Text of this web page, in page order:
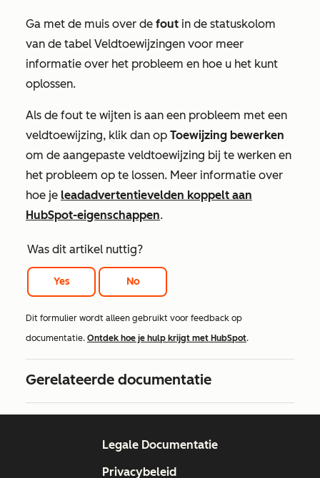
Ga met de muis over de fout in de statuskolom
van de tabel Veldtoewijzingen voor meer
informatie over het probleem en hoe u het kunt
oplossen.
Als de fout te wijten is aan een probleem met een
veldtoewijzing, klik dan op Toewijzing bewerken
om de aangepaste veldtoewijzing bij te werken en
het probleem op te lossen. Meer informatie over
hoe je leadadvertentievelden koppelt aan
HubSpot-eigenschappen.
Was dit artikel nuttig?
Yes No
Dit formulier wordt alleen gebruikt voor feedback op
documentatie. Ontdek hoe je hulp krijgt met HubSpot.
Gerelateerde documentatie
Legale Documentatie
Privacybeleid